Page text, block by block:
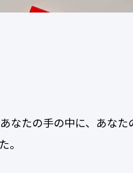
なたの手の中に、あな
。